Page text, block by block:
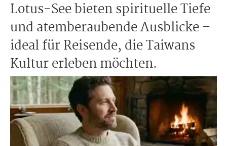
Lotus-See bieten spirituelle Tiefe
und atemberaubende Ausblicke –
ideal für Reisende, die Taiwans
Kultur erleben möchten.